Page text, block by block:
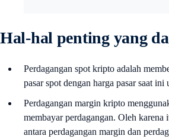
Hal-hal penting yang
Perdagangan spot kripto adalah
pasar spot dengan harga pasar saat
Perdagangan margin kripto
membayar perdagangan. Oleh karena
antara perdagangan margin dan